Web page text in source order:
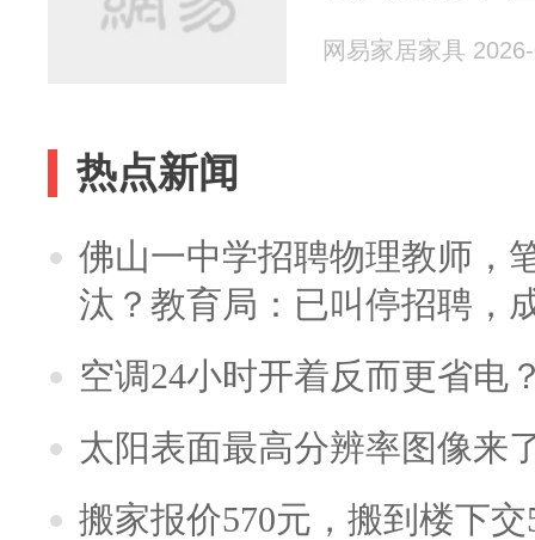
网易家居家具
热点新闻
佛山一中学招聘物理教师，
汰？教育局：已叫停招聘，
空调24小时开着反而更省电
太阳表面最高分辨率图像来
搬家报价570元，搬到楼下